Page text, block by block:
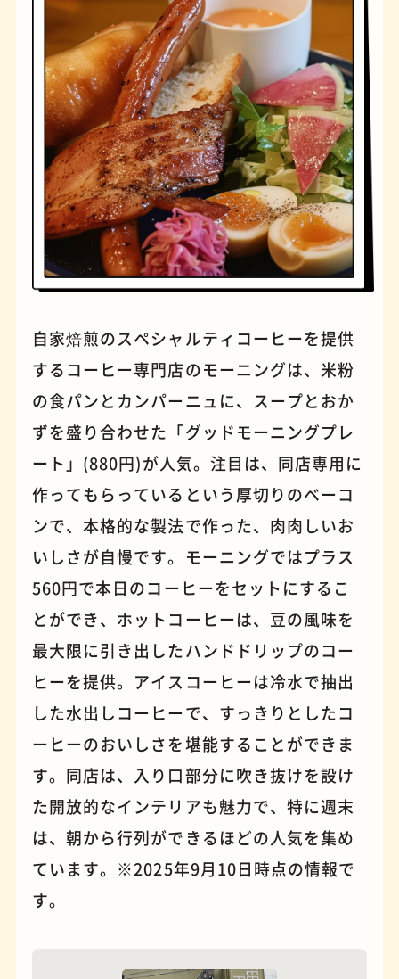
手芸
夜景 石窯ピザ
自家焙煎のスペシャルティコーヒーを提供
するコーヒー専門店のモーニングは、米粉
の食パンとカンパーニュに、スープとおか
ずを盛り合わせた「グッドモーニングプレ
ート」(880円)が人気。注目は、同店専用に
作ってもらっているという厚切りのベーコ
ンで、本格的な製法で作った、肉肉しいお
いしさが自慢です。モーニングではプラス
560円で本日のコーヒーをセットにするこ
とができ、ホットコーヒーは、豆の風味を
最大限に引き出したハンドドリップのコー
ヒーを提供。アイスコーヒーは冷水で抽出
した水出しコーヒーで、すっきりとしたコ
ーヒーのおいしさを堪能することができま
す。同店は、入り口部分に吹き抜けを設け
た開放的なインテリアも魅力で、特に週末
は、朝から行列ができるほどの人気を集め
ています。※2025年9月10日時点の情報で
す。